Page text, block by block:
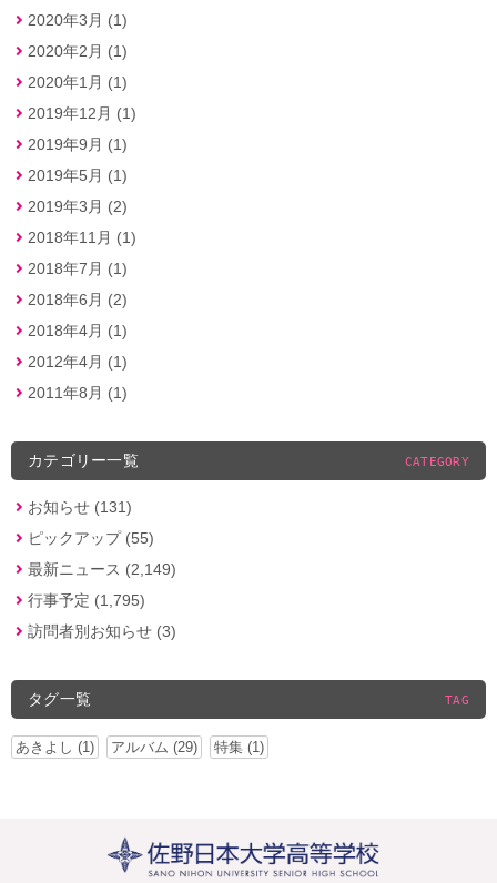
2020年3月 (1)
2020年2月 (1)
2020年1月 (1)
2019年12月 (1)
2019年9月 (1)
2019年5月 (1)
2019年3月 (2)
2018年11月 (1)
2018年7月 (1)
2018年6月 (2)
2018年4月 (1)
2012年4月 (1)
2011年8月 (1)
カテゴリー一覧 CATEGORY
お知らせ (131)
ピックアップ (55)
最新ニュース (2,149)
行事予定 (1,795)
訪問者別お知らせ (3)
タグ一覧 TAG
あきよし (1) アルバム (29) 特集 (1)